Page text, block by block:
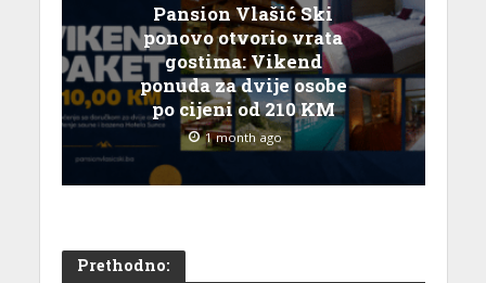
Pansion Vlašić Ski
ponovo otvorio vrata
gostima: Vikend
ponuda za dvije osobe
po cijeni od 210 KM
1 month ago
Prethodno: